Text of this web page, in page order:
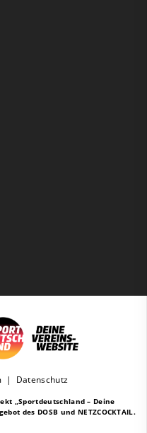
| Datenschutz
„Sportdeutschland – Deine
des DOSB und NETZCOCKTAIL.